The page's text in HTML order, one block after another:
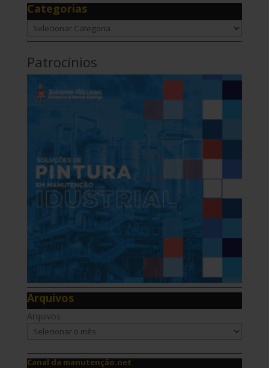
Categorias
Categorias
Patrocínios
Arquivos
Arquivos
Canal da manutenção.net